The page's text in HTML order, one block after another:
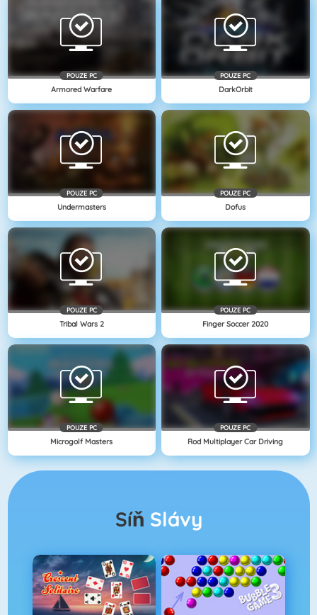
POUZE PC
Armored Warfare
POUZE PC
DarkOrbit
POUZE PC
Undermasters
POUZE PC
Dofus
POUZE PC
Tribal Wars 2
POUZE PC
Finger Soccer 2020
POUZE PC
Microgolf Masters
POUZE PC
Rod Multiplayer Car Driving
Síň Slávy